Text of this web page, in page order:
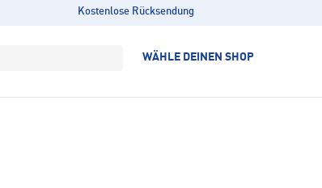
Kostenlose Rücksendung
WÄHLE DEINEN SHOP